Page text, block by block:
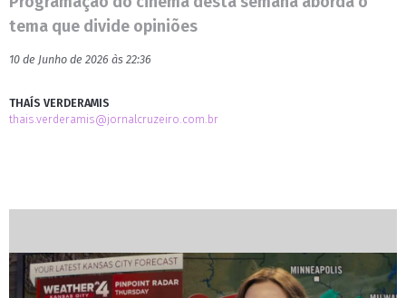
tema que divide opiniões
10 de Junho de 2026 às 22:36
THAÍS VERDERAMIS
thais.verderamis@jornalcruzeiro.com.br